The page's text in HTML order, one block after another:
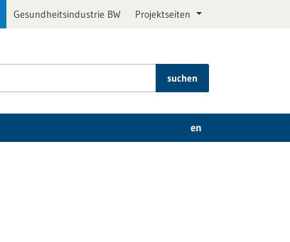
Gesundheitsindustrie BW Projektseiten
suchen
en